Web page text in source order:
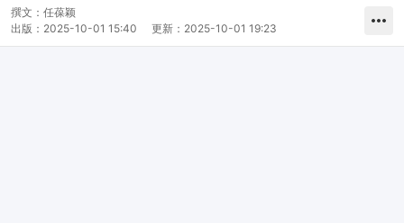
撰文： 任葆颖
出版： 2025-10-01 15:40 更新： 2025-10-01 19:23